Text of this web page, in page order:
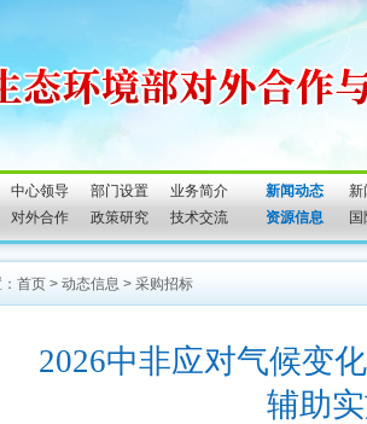
中心领导 部门设置
业务简介
对外合作 政策研究 技术交流
新闻动态
新
资源信息
首页 > 动态信息 > 采购招标
2026中非应对气候变
辅助